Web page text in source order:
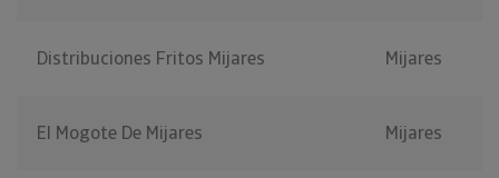
Distribuciones Fritos Mijares Mijares
El Mogote De Mijares Mijares